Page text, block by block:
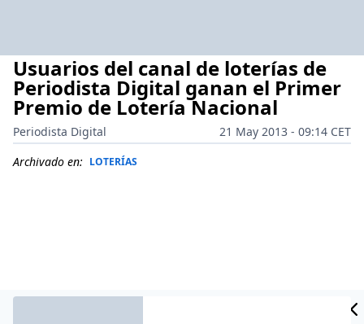
Usuarios del canal de loterías de
Periodista Digital ganan el Primer
Premio de Lotería Nacional
Periodista Digital
21 May 2013 - 09:14 CET
Archivado en: LOTERÍAS